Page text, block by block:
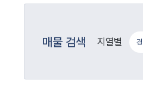
매물 검색 지열별